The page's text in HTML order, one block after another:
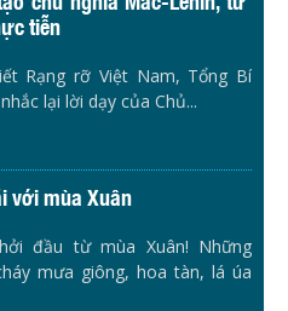
tiễn
Rạng rỡ Việt Nam, Tổng Bí
lại lời dạy của Chủ...
với mùa Xuân
đầu từ mùa Xuân! Những
mưa giông, hoa tàn, lá úa